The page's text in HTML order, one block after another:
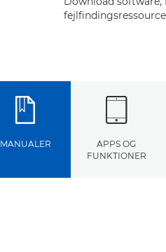
MANUALER
APPS OG
FUNKTIONER